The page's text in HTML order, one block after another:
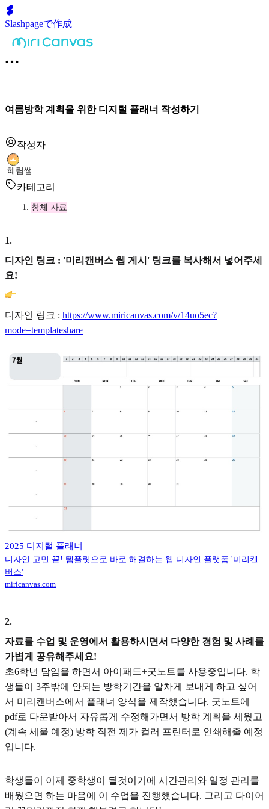
Slashpageで作成
여름방학 계획을 위한 디지털 플래너 작성하기
작성자
혜림쌤
카테고리
창체 자료
1.
디자인 링크 : '미리캔버스 웹 게시' 링크를 복사해서 넣어주세
요!
디자인 링크 : https://www.miricanvas.com/v/14uo5ec?
mode=templateshare
2025 디지털 플래너
디자인 고민 끝! 템플릿으로 바로 해결하는 웹 디자인 플랫폼 '미리캔
버스'
miricanvas.com
2.
자료를 수업 및 운영에서 활용하시면서 다양한 경험 및 사례를
가볍게 공유해주세요!
초6학년 담임을 하면서 아이패드+굿노트를 사용중입니다. 학
생들이 3주밖에 안되는 방학기간을 알차게 보내게 하고 싶어
서 미리캔버스에서 플래너 양식을 제작했습니다. 굿노트에
pdf로 다운받아서 자유롭게 수정해가면서 방학 계획을 세웠고
(계속 세울 예정) 방학 직전 제가 컬러 프린터로 인쇄해줄 예정
입니다.
학생들이 이제 중학생이 될것이기에 시간관리와 일정 관리를
배웠으면 하는 마음에 이 수업을 진행했습니다. 그리고 다이어